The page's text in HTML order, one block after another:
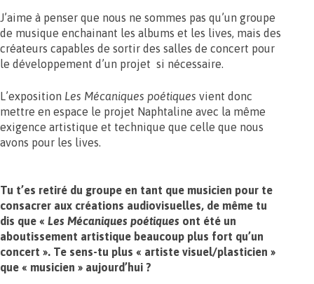
J’aime à penser que nous ne sommes pas qu’un groupe
de musique enchainant les albums et les lives, mais des
créateurs capables de sortir des salles de concert pour
le développement d’un projet si nécessaire.
L’exposition Les Mécaniques poétiques vient donc
mettre en espace le projet Naphtaline avec la même
exigence artistique et technique que celle que nous
avons pour les lives.
Tu t’es retiré du groupe en tant que musicien pour te
consacrer aux créations audiovisuelles, de même tu
dis que « Les Mécaniques poétiques ont été un
aboutissement artistique beaucoup plus fort qu’un
concert ». Te sens-tu plus « artiste visuel/plasticien »
que « musicien » aujourd’hui ?